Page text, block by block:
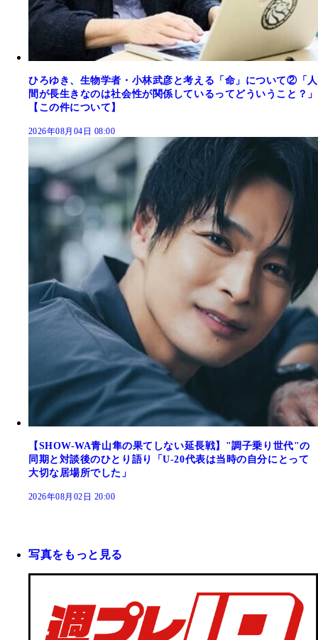
ひろゆき、生物学者・小林武彦と考える「命」について②「人
間が長生きなのは社会性が関係しているってどういうこと？」
【この件について】
2026年08月04日 08:00
【SHOW-WA青山隼の果てしない延長戦】"調子乗り世代"の
同期と対談後のひとり語り「U-20代表は当時の自分にとって
大切な居場所でした」
2026年08月02日 20:00
写真をもっと見る